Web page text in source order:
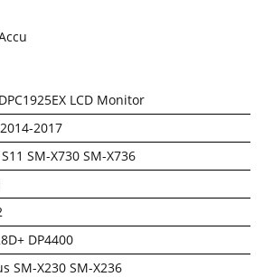
LCD Monitor
2017
SM-X730 SM-X736
DP4400
SM-X230 SM-X236